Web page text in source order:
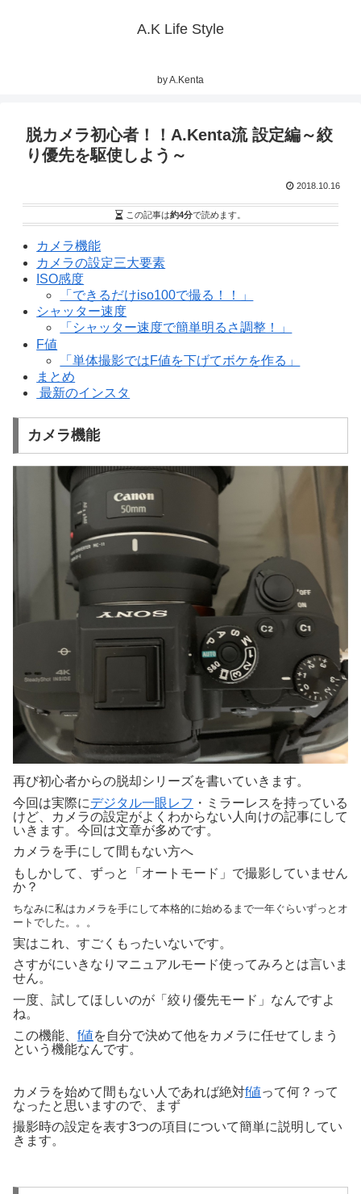
A.K Life Style
by A.Kenta
脱カメラ初心者！！A.Kenta流 設定編～絞
り優先を駆使しよう～
2018.10.16
この記事は約4分で読めます。
カメラ機能
カメラの設定三大要素
ISO感度
「できるだけiso100で撮る！！」
シャッター速度
「シャッター速度で簡単明るさ調整！」
F値
「単体撮影ではF値を下げてボケを作る」
まとめ
最新のインスタ
カメラ機能
再び初心者からの脱却シリーズを書いていきます。
今回は実際にデジタル一眼レフ ・ミラーレスを持っている
けど、カメラの設定がよくわからない人向けの記事にして
いきます。今回は文章が多めです。
カメラを手にして間もない方へ
もしかして、ずっと「オートモード」で撮影していません
か？
ちなみに私はカメラを手にして本格的に始めるまで一年ぐらいずっとオ
ートでした。。。
実はこれ、すごくもったいないです。
さすがにいきなりマニュアルモード使ってみろとは言いま
せん。
一度、試してほしいのが「絞り優先モード」なんですよ
ね。
この機能、 f値を自分で決めて他をカメラに任せてしまう
という機能なんです。
カメラを始めて間もない人であれば絶対f値って何？って
なったと思いますので、まず
撮影時の設定を表す3つの項目について簡単に説明してい
きます。